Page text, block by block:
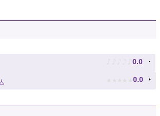
♪ ♪ ♪ ♪ ♪ 0.0
人 ★ ★ ★ ★ ★ 0.0